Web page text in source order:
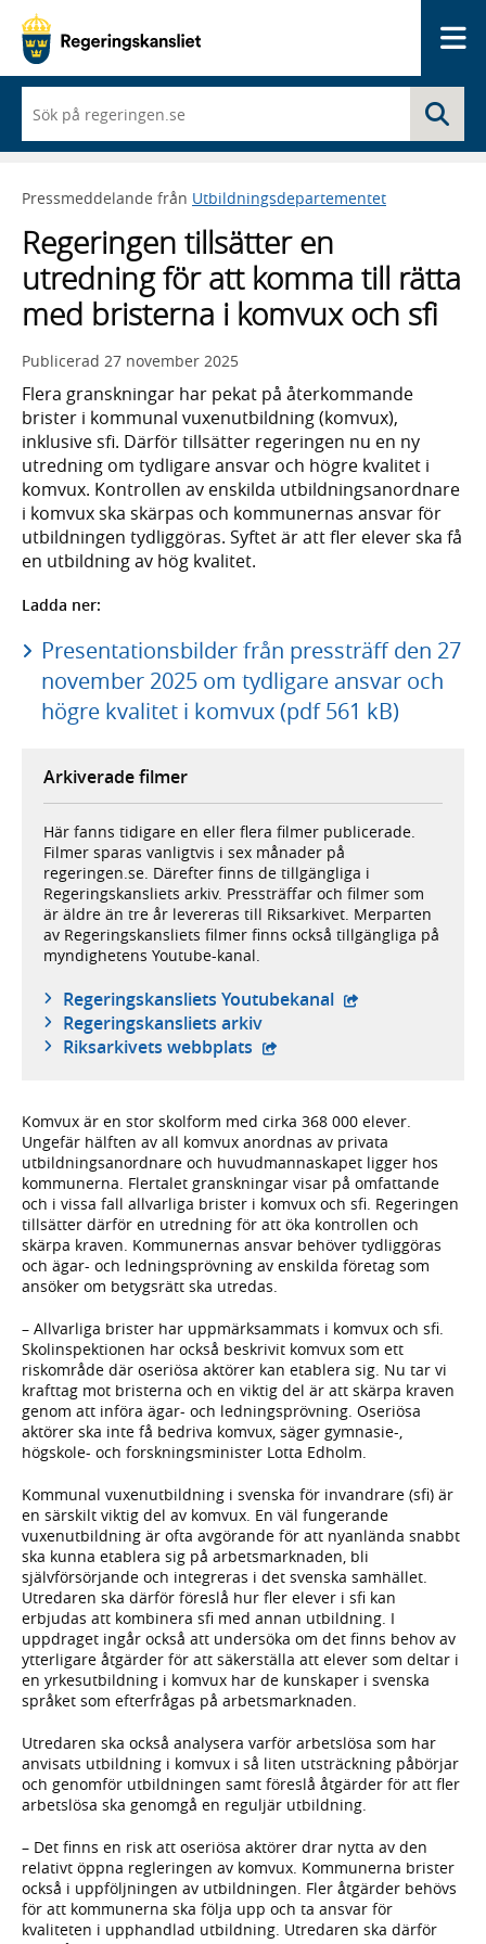
du
börjar
skriva
framträder
lista
med
sökförslag
Pressmeddelande från Utbildningsdepartementet
Regeringen tillsätter en
utredning för att komma till rätta
med bristerna i komvux och sfi
Publicerad 27 november 2025
Flera granskningar har pekat på återkommande
brister i kommunal vuxenutbildning (komvux),
inklusive sfi. Därför tillsätter regeringen nu en ny
utredning om tydligare ansvar och högre kvalitet i
komvux. Kontrollen av enskilda utbildningsanordnare
i komvux ska skärpas och kommunernas ansvar för
utbildningen tydliggöras. Syftet är att fler elever ska få
en utbildning av hög kvalitet.
Ladda ner:
Presentationsbilder från pressträff den 27
november 2025 om tydligare ansvar och
högre kvalitet i komvux (pdf 561 kB)
Arkiverade filmer
Här fanns tidigare en eller flera filmer publicerade.
Filmer sparas vanligtvis i sex månader på
regeringen.se. Därefter finns de tillgängliga i
Regeringskansliets arkiv. Pressträffar och filmer som
är äldre än tre år levereras till Riksarkivet. Merparten
av Regeringskansliets filmer finns också tillgängliga på
myndighetens Youtube-kanal.
Regeringskansliets Youtubekanal - extern
Regeringskansliets arkiv
Riksarkivets webbplats - extern webbplats,
Komvux är en stor skolform med cirka 368 000 elever.
Ungefär hälften av all komvux anordnas av privata
utbildningsanordnare och huvudmannaskapet ligger hos
kommunerna. Flertalet granskningar visar på omfattande
och i vissa fall allvarliga brister i komvux och sfi. Regeringen
tillsätter därför en utredning för att öka kontrollen och
skärpa kraven. Kommunernas ansvar behöver tydliggöras
och ägar- och ledningsprövning av enskilda företag som
ansöker om betygsrätt ska utredas.
– Allvarliga brister har uppmärksammats i komvux och sfi.
Skolinspektionen har också beskrivit komvux som ett
riskområde där oseriösa aktörer kan etablera sig. Nu tar vi
krafttag mot bristerna och en viktig del är att skärpa kraven
genom att införa ägar- och ledningsprövning. Oseriösa
aktörer ska inte få bedriva komvux, säger gymnasie-,
högskole- och forskningsminister Lotta Edholm.
Kommunal vuxenutbildning i svenska för invandrare (sfi) är
en särskilt viktig del av komvux. En väl fungerande
vuxenutbildning är ofta avgörande för att nyanlända snabbt
ska kunna etablera sig på arbetsmarknaden, bli
självförsörjande och integreras i det svenska samhället.
Utredaren ska därför föreslå hur fler elever i sfi kan
erbjudas att kombinera sfi med annan utbildning. I
uppdraget ingår också att undersöka om det finns behov av
ytterligare åtgärder för att säkerställa att elever som deltar i
en yrkesutbildning i komvux har de kunskaper i svenska
språket som efterfrågas på arbetsmarknaden.
Utredaren ska också analysera varför arbetslösa som har
anvisats utbildning i komvux i så liten utsträckning påbörjar
och genomför utbildningen samt föreslå åtgärder för att fler
arbetslösa ska genomgå en reguljär utbildning.
– Det finns en risk att oseriösa aktörer drar nytta av den
relativt öppna regleringen av komvux. Kommunerna brister
också i uppföljningen av utbildningen. Fler åtgärder behövs
för att kommunerna ska följa upp och ta ansvar för
kvaliteten i upphandlad utbildning. Utredaren ska därför